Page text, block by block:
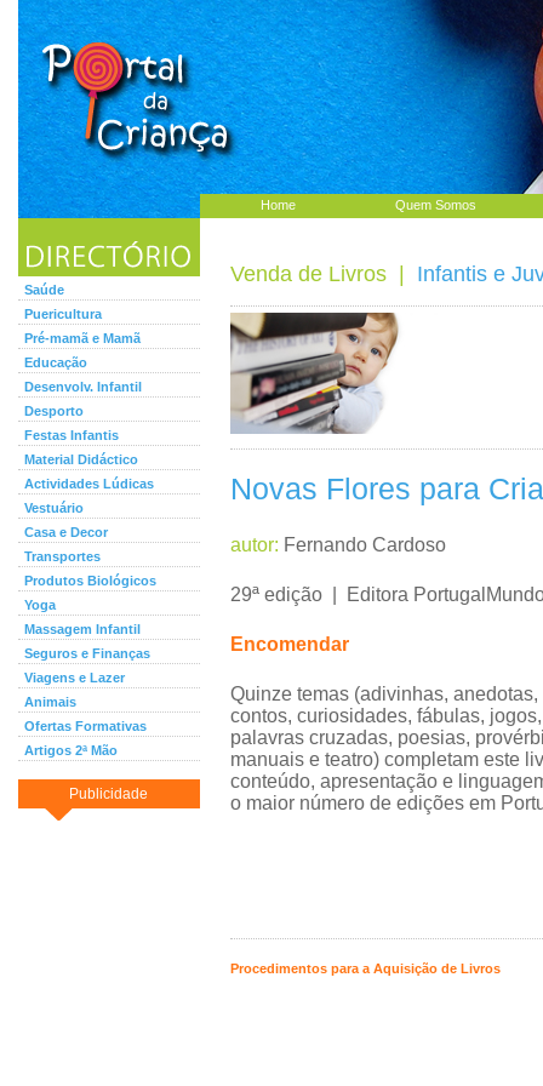
Home Quem Somos
Saúde
Puericultura
Pré-mamã e Mamã
Educação
Desenvolv. Infantil
Desporto
Festas Infantis
Material Didáctico
Actividades Lúdicas
Vestuário
Casa e Decor
Transportes
Produtos Biológicos
Yoga
Massagem Infantil
Seguros e Finanças
Viagens e Lazer
Animais
Ofertas Formativas
Artigos 2ª Mão
Publicidade
Venda de Livros Infantis e
Novas Flores para
autor: Fernando Cardoso
29ª edição | Editora
Encomendar
Quinze temas (adivinhas,
contos, curiosidades, fábulas,
palavras cruzadas, poesias,
manuais e teatro) completam este
conteúdo, apresentação e
o maior número de edições em
Procedimentos para a Aquisição de Livros